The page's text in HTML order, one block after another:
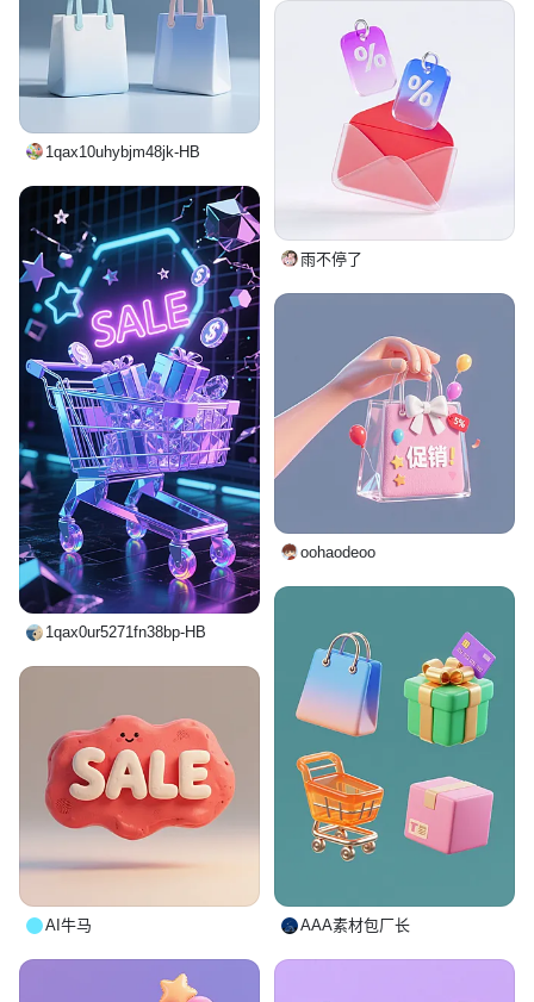
1qax10uhybjm48jk-HB
雨不停了
1qax0ur5271fn38bp-HB
oohaodeoo
AAA素材包厂长
AI牛马